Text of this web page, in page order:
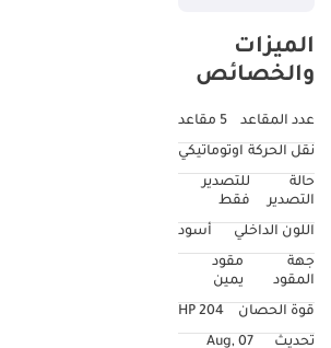
الميزات
والخصائص
عدد المقاعد
5 مقاعد
نقل الحركة اوتوماتيكي
حالة
التصدير
للتصدير
فقط
اللون الداخلي
أسود
جهة
المقود
مقود
يمين
قوة الحصان
204 HP
تحديث
07 Aug,